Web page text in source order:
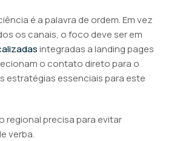
é a palavra de ordem. Em vez
os canais, o foco deve ser em
integradas a landing pages
o contato direto para o
estratégias essenciais para este
regional precisa para evitar
verba.